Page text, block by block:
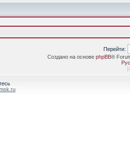
Перейти:
Создано на основе phpBB®
[